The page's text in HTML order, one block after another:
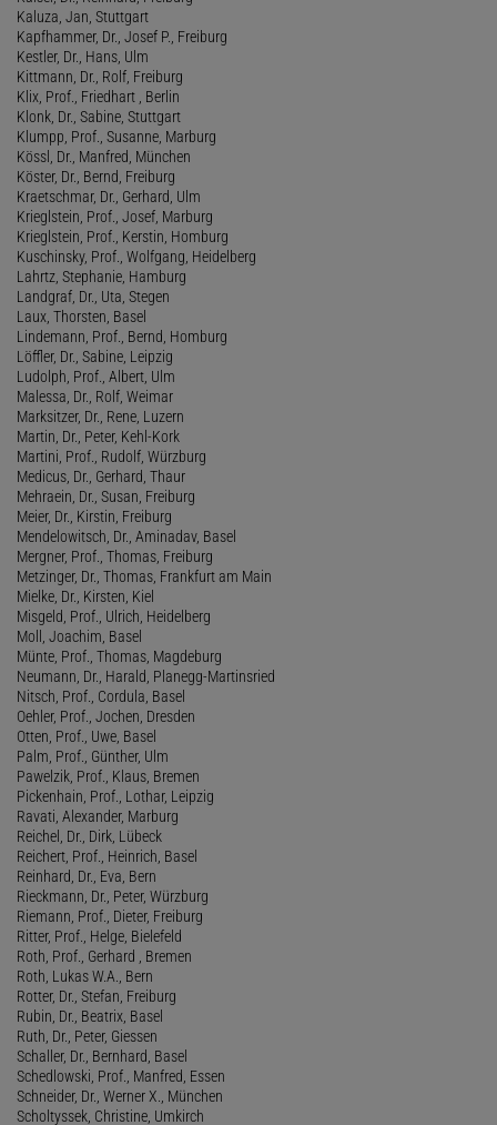
Kaluza, Jan, Stuttgart
Kapfhammer, Dr., Josef P., Freiburg
Kestler, Dr., Hans, Ulm
Kittmann, Dr., Rolf, Freiburg
Klix, Prof., Friedhart , Berlin
Klonk, Dr., Sabine, Stuttgart
Klumpp, Prof., Susanne, Marburg
Kössl, Dr., Manfred, München
Köster, Dr., Bernd, Freiburg
Kraetschmar, Dr., Gerhard, Ulm
Krieglstein, Prof., Josef, Marburg
Krieglstein, Prof., Kerstin, Homburg
Kuschinsky, Prof., Wolfgang, Heidelberg
Lahrtz, Stephanie, Hamburg
Landgraf, Dr., Uta, Stegen
Laux, Thorsten, Basel
Lindemann, Prof., Bernd, Homburg
Löffler, Dr., Sabine, Leipzig
Ludolph, Prof., Albert, Ulm
Malessa, Dr., Rolf, Weimar
Marksitzer, Dr., Rene, Luzern
Martin, Dr., Peter, Kehl-Kork
Martini, Prof., Rudolf, Würzburg
Medicus, Dr., Gerhard, Thaur
Mehraein, Dr., Susan, Freiburg
Meier, Dr., Kirstin, Freiburg
Mendelowitsch, Dr., Aminadav, Basel
Mergner, Prof., Thomas, Freiburg
Metzinger, Dr., Thomas, Frankfurt am Main
Mielke, Dr., Kirsten, Kiel
Misgeld, Prof., Ulrich, Heidelberg
Moll, Joachim, Basel
Münte, Prof., Thomas, Magdeburg
Neumann, Dr., Harald, Planegg-Martinsried
Nitsch, Prof., Cordula, Basel
Oehler, Prof., Jochen, Dresden
Otten, Prof., Uwe, Basel
Palm, Prof., Günther, Ulm
Pawelzik, Prof., Klaus, Bremen
Pickenhain, Prof., Lothar, Leipzig
Ravati, Alexander, Marburg
Reichel, Dr., Dirk, Lübeck
Reichert, Prof., Heinrich, Basel
Reinhard, Dr., Eva, Bern
Rieckmann, Dr., Peter, Würzburg
Riemann, Prof., Dieter, Freiburg
Ritter, Prof., Helge, Bielefeld
Roth, Prof., Gerhard , Bremen
Roth, Lukas W.A., Bern
Rotter, Dr., Stefan, Freiburg
Rubin, Dr., Beatrix, Basel
Ruth, Dr., Peter, Giessen
Schaller, Dr., Bernhard, Basel
Schedlowski, Prof., Manfred, Essen
Schneider, Dr., Werner X., München
Scholtyssek, Christine, Umkirch